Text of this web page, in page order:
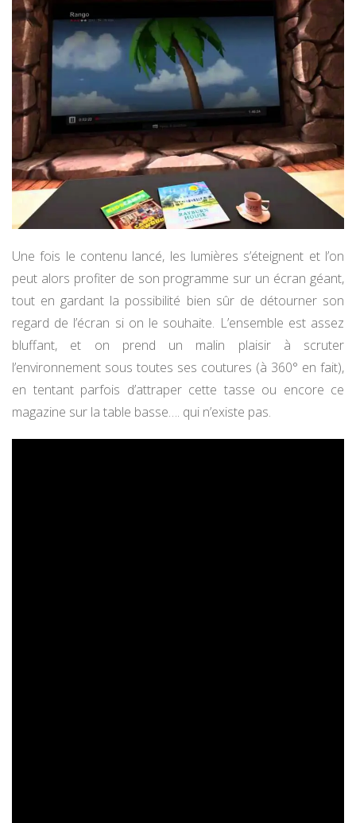
Une fois le contenu lancé, les lumières s’éteignent et l’on
peut alors profiter de son programme sur un écran géant,
tout en gardant la possibilité bien sûr de détourner son
regard de l’écran si on le souhaite. L’ensemble est assez
bluffant, et on prend un malin plaisir à scruter
l’environnement sous toutes ses coutures (à 360° en fait),
en tentant parfois d’attraper cette tasse ou encore ce
magazine sur la table basse…. qui n’existe pas.